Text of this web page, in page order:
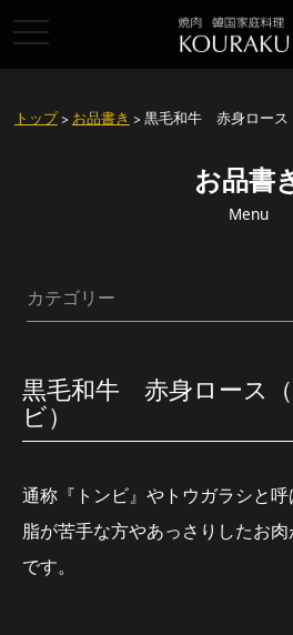
toggle
navigation
トップ> お品書き > 黒毛和牛 赤身ロース
お品書
Menu
カテゴリー
黒毛和牛 赤身ロース
ビ）
通称『トンビ』やトウガラシと呼
脂が苦手な方やあっさりしたお
です。